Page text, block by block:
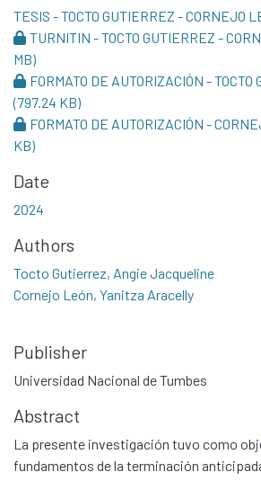
TESIS - TOCTO GUTIERREZ - CORNEJO
TURNITIN - TOCTO GUTIERREZ -
MB)
FORMATO DE AUTORIZACIÓN -
(797.24 KB)
FORMATO DE AUTORIZACIÓN -
KB)
Date
2024
Authors
Tocto Gutierrez, Angie Jacqueline
Cornejo León, Yanitza Aracelly
Publisher
Universidad Nacional de Tumbes
Abstract
La presente investigación tuvo como
fundamentos de la terminación